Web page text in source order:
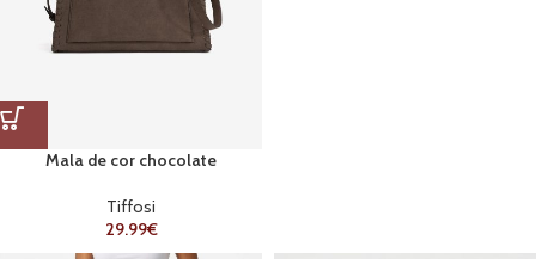
Mala de cor chocolate
Tiffosi
29.99€